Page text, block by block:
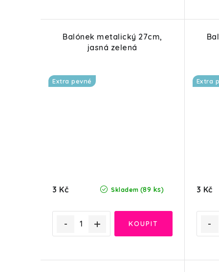
Balónek metalický 27cm,
jasná zelená
Extra pevné
Skladem (89 ks)
3 Kč
Extra
3 Kč